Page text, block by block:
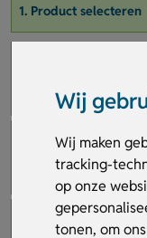
Wij
Wij maken
tracking-
op onze
tonen, om
1. Product selecteren